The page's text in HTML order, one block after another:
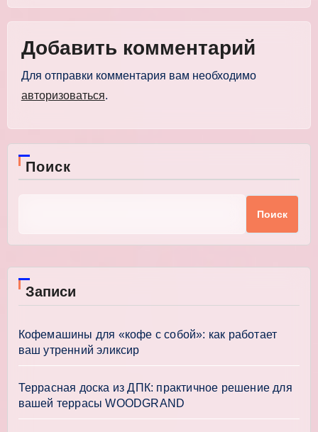
Добавить комментарий
Для отправки комментария вам необходимо
авторизоваться.
Поиск
Поиск
Записи
Кофемашины для «кофе с собой»: как работает
ваш утренний эликсир
Террасная доска из ДПК: практичное решение для
вашей террасы WOODGRAND